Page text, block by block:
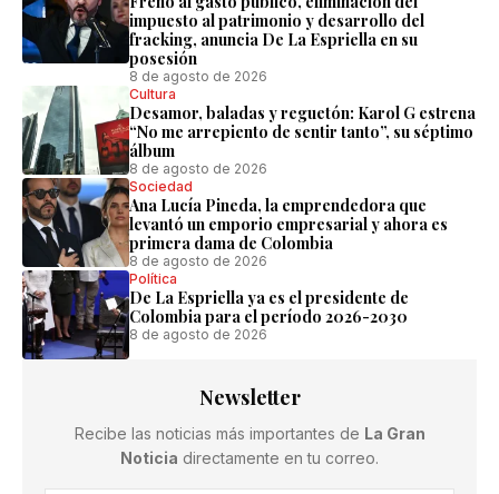
impuesto al patrimonio y desarrollo del
fracking, anuncia De La Espriella en su
posesión
8 de agosto de 2026
Cultura
Desamor, baladas y reguetón: Karol G estrena
“No me arrepiento de sentir tanto”, su séptimo
álbum
8 de agosto de 2026
Sociedad
Ana Lucía Pineda, la emprendedora que
levantó un emporio empresarial y ahora es
primera dama de Colombia
8 de agosto de 2026
Política
De La Espriella ya es el presidente de
Colombia para el período 2026-2030
8 de agosto de 2026
Newsletter
Recibe las noticias más importantes de La Gran
Noticia directamente en tu correo.